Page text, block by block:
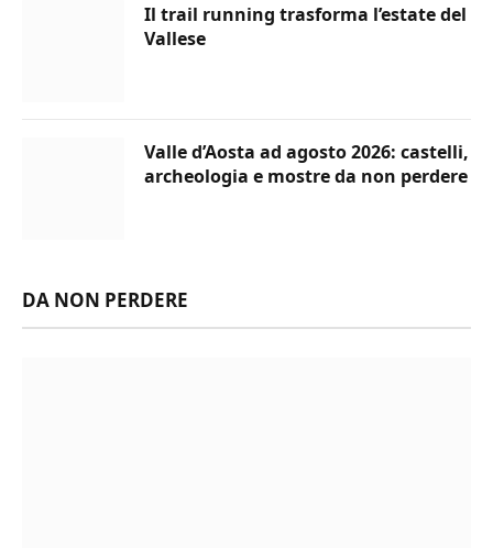
Il trail running trasforma l’estate del
Vallese
Valle d’Aosta ad agosto 2026: castelli,
archeologia e mostre da non perdere
DA NON PERDERE